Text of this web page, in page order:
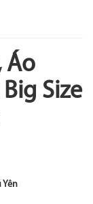
Áo
Size
Yên